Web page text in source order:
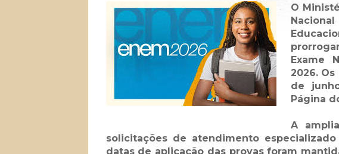
O
Exame
2026.
de
Página
A
solicitações de atendimento
datas de aplicação das provas foram